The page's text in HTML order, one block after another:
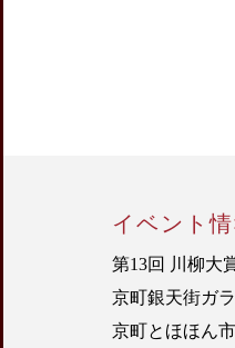
イベント
第13回 川柳大
京町銀天街ガ
京町とほほん市